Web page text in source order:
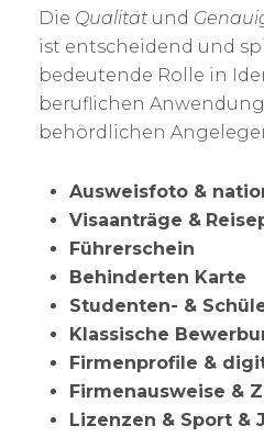
Die Qualität und
ist entscheidend und
bedeutende Rolle in
beruflichen
behördlichen
Ausweisfoto &
Visaanträge &
Führerschein
Behinderten Karte
Studenten- &
Klassische
Firmenprofile &
Firmenausweise &
Lizenzen & Sport &